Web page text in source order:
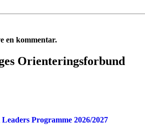
en kommentar.
Orienteringsforbund
Programme 2026/2027